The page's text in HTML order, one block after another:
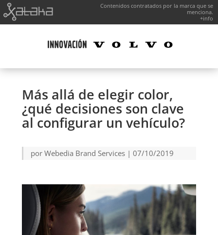
Contenidos contratados por la marca que se
menciona.
+info
Más allá de elegir color,
¿qué decisiones son clave
al configurar un vehículo?
por Webedia Brand Services| 07/10/2019